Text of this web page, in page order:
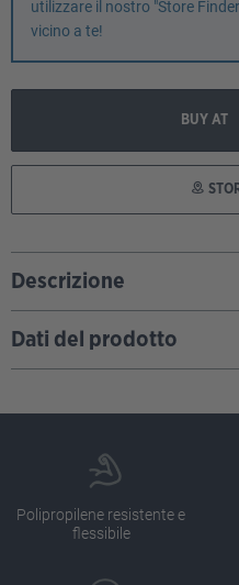
utilizzare il nostro "Store
vicino a te!
BUY AT
Descrizione
Dati del prodotto
Polipropilene resistente e
flessibile